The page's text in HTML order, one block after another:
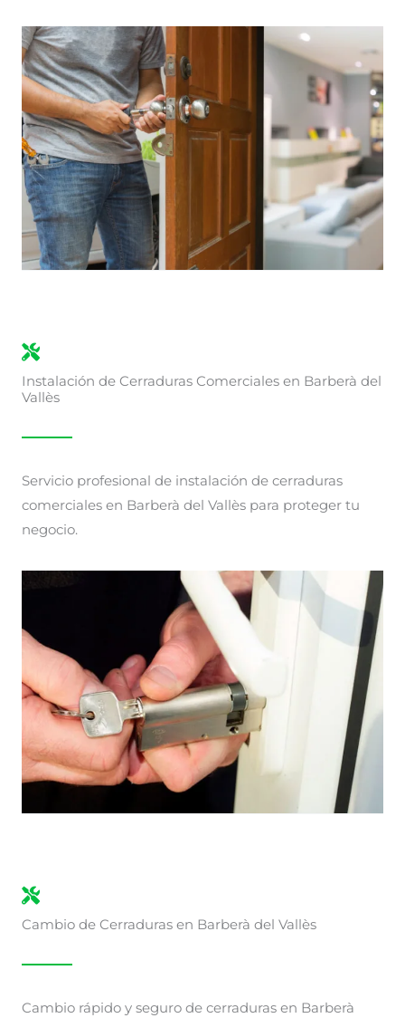
Instalación de Cerraduras Comerciales en Barberà del
Vallès
Servicio profesional de instalación de cerraduras
comerciales en Barberà del Vallès para proteger tu
negocio.
Cambio de Cerraduras en Barberà del Vallès
Cambio rápido y seguro de cerraduras en Barberà